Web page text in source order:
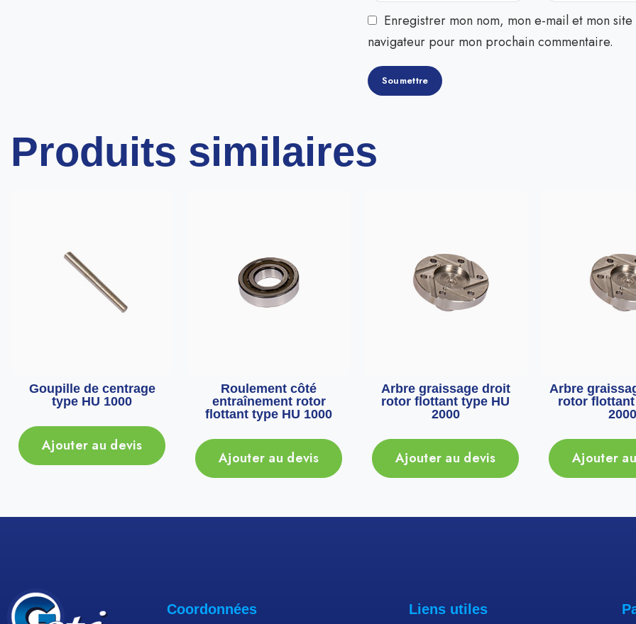
Enregistrer mon nom, mon e-mail et mon site
navigateur pour mon prochain commentaire.
Produits similaires
Goupille de centrage
type HU 1000
Ajouter au devis
Roulement côté
entraînement rotor
flottant type HU 1000
Ajouter au devis
Arbre graissage droit
rotor flottant type HU
2000
Ajouter au devis
Arbre
rotor flottant
2000
Ajouter
Coordonnées Liens utiles